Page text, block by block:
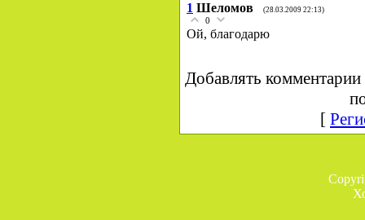
1 Шеломов (28.03.2009 22:13)
0
Ой, благодарю
Добавлять комментарии
[